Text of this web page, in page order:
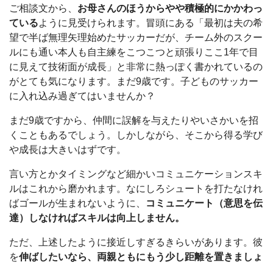
ご相談文から、 お母さんのほうからやや積極的にかかわっ
ているように見受けられます。冒頭にある「最初は夫の希
望で半ば無理矢理始めたサッカーだが、チーム外のスクー
ルにも通い本人も自主練をこつこつと頑張りここ1年で目
に見えて技術面が成長」と非常に熱っぽく書かれているの
がとても気になります。まだ9歳です。子どものサッカー
に入れ込み過ぎてはいませんか？
まだ9歳ですから、仲間に誤解を与えたりやいさかいを招
くこともあるでしょう。しかしながら、そこから得る学び
や成長は大きいはずです。
言い方とかタイミングなど細かいコミュニケーションスキ
ルはこれから磨かれます。なにしろシュートを打たなけれ
ばゴールが生まれないように、
コミュニケート（意思を伝
達）しなければスキルは向上しません。
ただ、上述したように接近しすぎるきらいがあります。彼
を伸ばしたいなら、両親ともにもう少し距離を置きましょ